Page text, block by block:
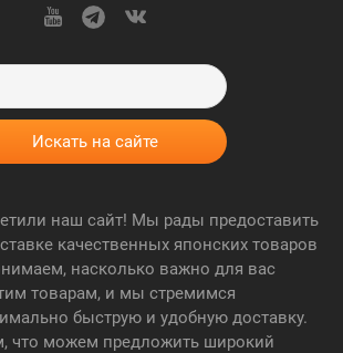
наш сайт! Мы рады предоставить
качественных японских товаров
насколько важно для вас
товарам, и мы стремимся
быструю и удобную доставку.
что можем предложить широкий